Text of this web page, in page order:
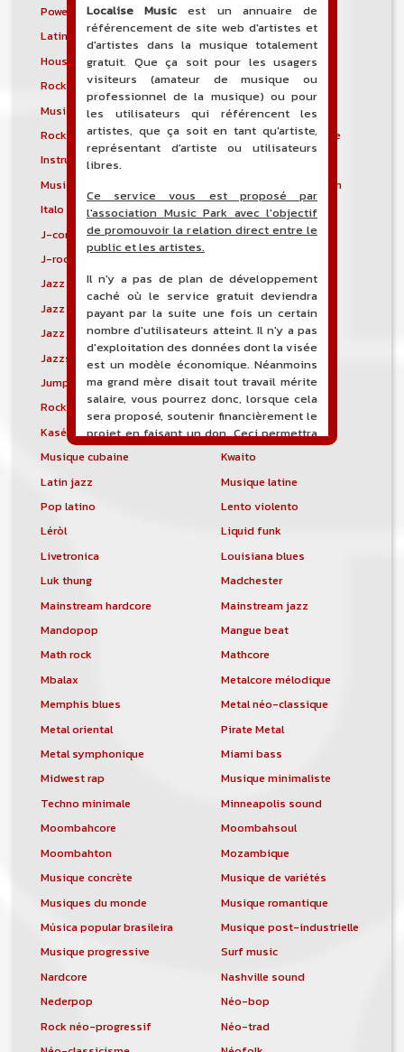
Power noise
Heavenly voices
Latin metal
Musique hindoustanie
House progressive
Tropical house
Rock indépendant
Indietronica
Musique industrielle
Metal industriel
Rock industriel
Musique instrumentale
Instrumental
Musique irlandaise
Rock progressif italien
Italo Disco
Italo house
J-core
J-pop
J-rock
Jazz blues
Jazz modal
Jazz Nouvelle-Orléans
Jazz punk
Jazz vocal
Jazz-funk
Jazzstep
Jersey club
Jump blues
Jump-up
Rock canadien
Kansas City blues
Kasékò
Kizomba
Musique cubaine
Kwaito
Latin jazz
Musique latine
Pop latino
Lento violento
Léròl
Liquid funk
Livetronica
Louisiana blues
Luk thung
Madchester
Mainstream hardcore
Mainstream jazz
Mandopop
Mangue beat
Math rock
Mathcore
Mbalax
Metalcore mélodique
Memphis blues
Metal néo-classique
Metal oriental
Pirate Metal
Metal symphonique
Miami bass
Midwest rap
Musique minimaliste
Techno minimale
Minneapolis sound
Moombahcore
Moombahsoul
Moombahton
Mozambique
Musique concrète
Musique de variétés
Musiques du monde
Musique romantique
Música popular brasileira
Musique post-industrielle
Musique progressive
Surf music
Nardcore
Nashville sound
Nederpop
Néo-bop
Rock néo-progressif
Néo-trad
Localise Music est un annuaire de
référencement de site web d'artistes et
d'artistes dans la musique totalement
gratuit. Que ça soit pour les usagers
visiteurs (amateur de musique ou
professionnel de la musique) ou pour
les utilisateurs qui référencent les
artistes, que ça soit en tant qu'artiste,
représentant d'artiste ou utilisateurs
libres.
Ce service vous est proposé par
l'association Music Park avec l'objectif
de promouvoir la relation direct entre le
public et les artistes.
Il n'y a pas de plan de développement
caché où le service gratuit deviendra
payant par la suite une fois un certain
nombre d'utilisateurs atteint. Il n'y a pas
d'exploitation des données dont la visée
est un modèle économique. Néanmoins
ma grand mère disait tout travail mérite
salaire, vous pourrez donc, lorsque cela
sera proposé, soutenir financièrement le
projet en faisant un don. Ceci permettra
de financer l'hébergement, le nom de
de développement du site, et peut-être
une campagne de communication. Il va
comptabilité sera totalement publique
visible directement sur le site.
Un nouveau service de petites annonces
pour musicien vous est proposé sur le
site. Ce service permet, lorsque vous
êtes musiciens ou un groupe, un
orchestre, DJ, etc... de chercher un/des